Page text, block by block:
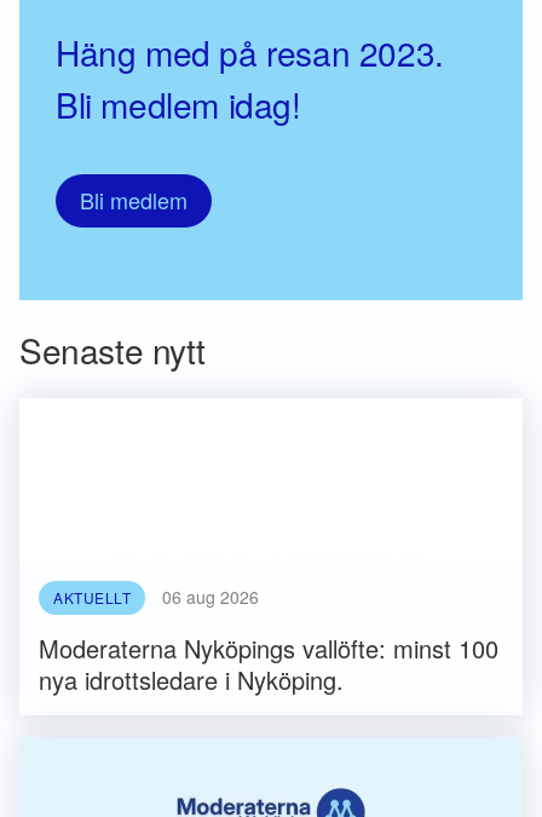
Häng med på resan 2023.
Bli medlem idag!
Bli medlem
Senaste nytt
AKTUELLT 06 aug 2026
Moderaterna Nyköpings vallöfte: minst 100
nya idrottsledare i Nyköping.